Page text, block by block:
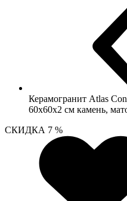
Керамогранит Atlas
60x60х2 см камень,
СКИДКА 7 %